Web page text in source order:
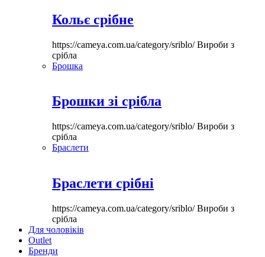
Кольє срібне
https://cameya.com.ua/category/sriblo/Вироби з
срібла
Брошка
Брошки зі срібла
https://cameya.com.ua/category/sriblo/Вироби з
срібла
Браслети
Браслети срібні
https://cameya.com.ua/category/sriblo/Вироби з
срібла
Для чоловіків
Outlet
Бренди